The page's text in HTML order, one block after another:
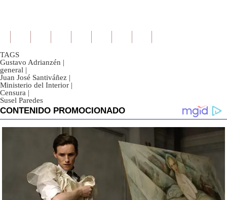
TAGS
Gustavo Adrianzén |
general |
Juan José Santiváñez |
Ministerio del Interior |
Censura |
Susel Paredes